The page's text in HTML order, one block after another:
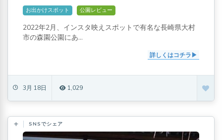
お出かけスポット 公園レビュー
2022年2月、インスタ映えスポットで有名な長崎県大村
市の森園公園にあ...
詳しくはコチラ
3月 18日 1,029
SNSでシェア